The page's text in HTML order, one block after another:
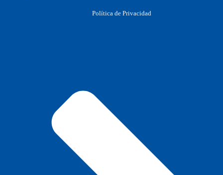
Política de Privacidad